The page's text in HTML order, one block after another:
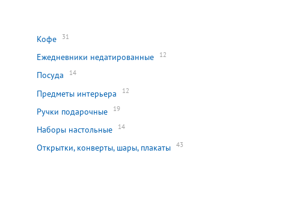
Кофе 31
Ежедневники недатированные 12
Посуда 14
Предметы интерьера 12
Ручки подарочные 19
Наборы настольные 14
Открытки, конверты, шары, плакаты 43